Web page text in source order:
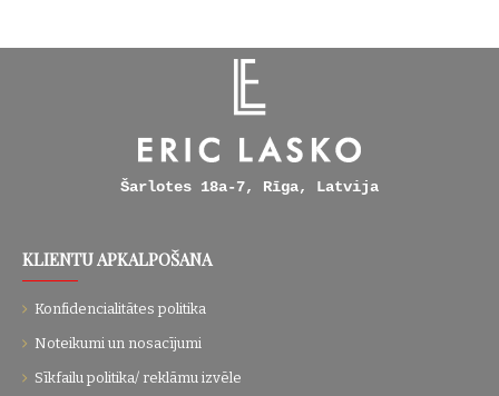
Šarlotes 18a-7, Rīga, Latvija
KLIENTU APKALPOŠANA
Konfidencialitātes politika
Noteikumi un nosacījumi
Sīkfailu politika/ reklāmu izvēle